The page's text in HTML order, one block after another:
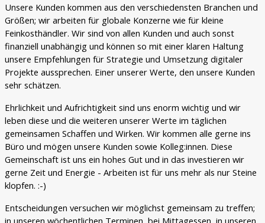
Unsere Kunden kommen aus den verschiedensten Branchen und
Größen; wir arbeiten für globale Konzerne wie für kleine
Feinkosthändler. Wir sind von allen Kunden und auch sonst
finanziell unabhängig und können so mit einer klaren Haltung
unsere Empfehlungen für Strategie und Umsetzung digitaler
Projekte aussprechen. Einer unserer Werte, den unsere Kunden
sehr schätzen.
Ehrlichkeit und Aufrichtigkeit sind uns enorm wichtig und wir
leben diese und die weiteren unserer Werte im täglichen
gemeinsamen Schaffen und Wirken. Wir kommen alle gerne ins
Büro und mögen unsere Kunden sowie Kolleg:innen. Diese
Gemeinschaft ist uns ein hohes Gut und in das investieren wir
gerne Zeit und Energie - Arbeiten ist für uns mehr als nur Steine
klopfen. :-)
Entscheidungen versuchen wir möglichst gemeinsam zu treffen;
in unseren wöchentlichen Terminen, bei Mittagessen, in unseren